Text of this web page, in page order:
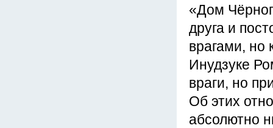
«Дом
друга и
врагами, но
Инудзуке
враги, но
Об этих
абсолютно